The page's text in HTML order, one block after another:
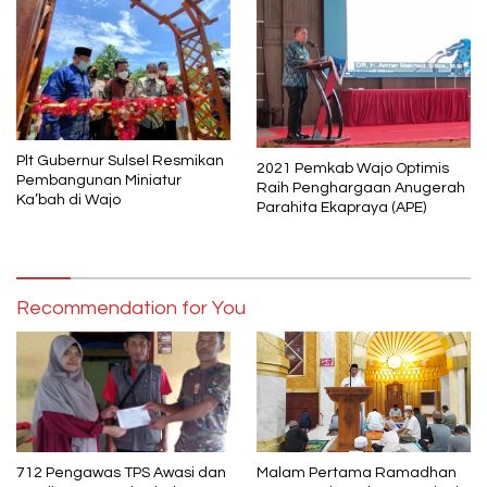
Plt Gubernur Sulsel Resmikan
Pembangunan Miniatur
Ka’bah di Wajo
2021 Pemkab Wajo Optimis
Raih Penghargaan Anugerah
Parahita Ekapraya (APE)
Recommendation for You
712 Pengawas TPS Awasi dan
Malam Pertama Ramadhan